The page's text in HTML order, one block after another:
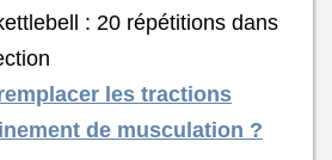
: 20 répétitions dans
les tractions
de musculation ?